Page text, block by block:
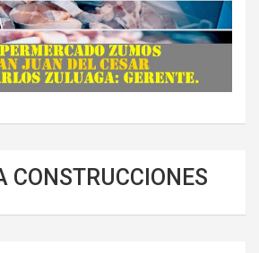
CONSTRUCCIONES